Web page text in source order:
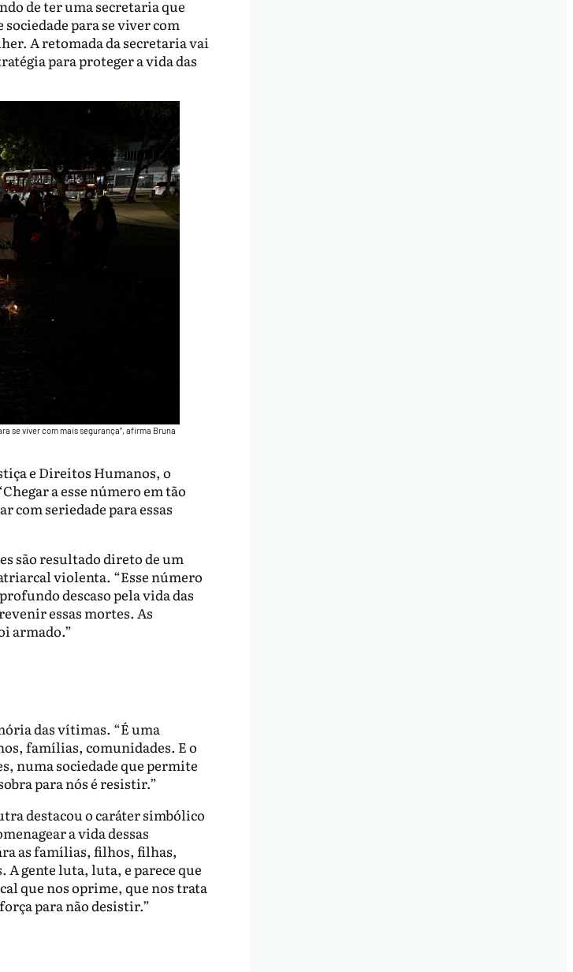
de ter uma secretaria que
para se viver com
A retomada da secretaria vai
para proteger a vida das
se viver com mais segurança”, afirma Bruna
e Direitos Humanos, o
a esse número em tão
com seriedade para essas
são resultado direto de um
violenta. “Esse número
descaso pela vida das
essas mortes. As
armado.”
das vítimas. “É uma
famílias, comunidades. E o
numa sociedade que permite
para nós é resistir.”
destacou o caráter simbólico
a vida dessas
as famílias, filhos, filhas,
A gente luta, luta, e parece que
que nos oprime, que nos trata
para não desistir.”